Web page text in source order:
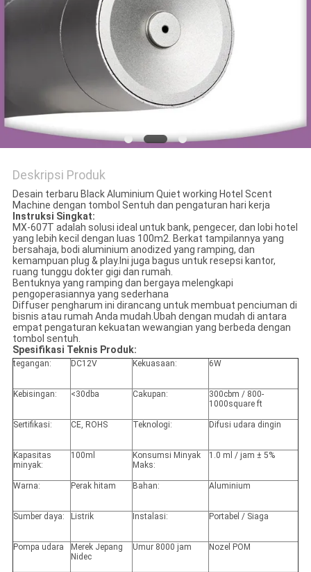
Deskripsi Produk
Desain terbaru Black Aluminium Quiet working Hotel Scent
Machine dengan tombol Sentuh dan pengaturan hari kerja
Instruksi Singkat:
MX-607T adalah solusi ideal untuk bank, pengecer, dan lobi hotel
yang lebih kecil dengan luas 100m2. Berkat tampilannya yang
bersahaja, bodi aluminium anodized yang ramping, dan
kemampuan plug & play.Ini juga bagus untuk resepsi kantor,
ruang tunggu dokter gigi dan rumah.
Bentuknya yang ramping dan bergaya melengkapi
pengoperasiannya yang sederhana
Diffuser pengharum ini dirancang untuk membuat penciuman di
bisnis atau rumah Anda mudah.Ubah dengan mudah di antara
empat pengaturan kekuatan wewangian yang berbeda dengan
tombol sentuh.
Spesifikasi Teknis Produk:
tegangan: DC12V Kekuasaan: 6W
Kebisingan: <30dba Cakupan:
300cbm / 800-
1000square ft
Sertifikasi: CE, ROHS Teknologi: Difusi udara dingin
Kapasitas
minyak:
100ml
Konsumsi Minyak
Maks:
1.0 ml / jam ± 5%
Warna: Perak hitam Bahan: Aluminium
Sumber daya: Listrik Instalasi: Portabel / Siaga
Pompa udara
Merek Jepang
Nidec
Umur 8000 jam Nozel POM